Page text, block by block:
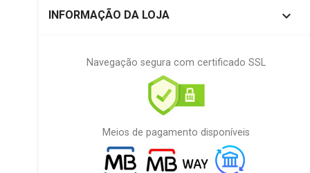
INFORMAÇÃO DA LOJA keyboard_arrow_down
Navegação segura com certificado SSL
Meios de pagamento disponíveis